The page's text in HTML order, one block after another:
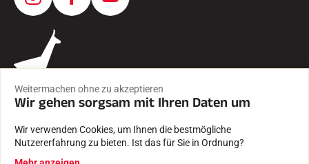
Weitermachen ohne zu akzeptieren
Wir gehen sorgsam mit Ihren Daten um
Wir verwenden Cookies, um Ihnen die bestmögliche
Nutzererfahrung zu bieten. Ist das für Sie in Ordnung?